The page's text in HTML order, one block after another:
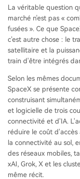
bitieuses
estions de
aire d'Elon Musk.
un tournant, forçant
reprise à la
ctuelle et une vision
La véritable question
marché n'est pas «
fusées ». Ce que
c'est autre chose : le
satellitaire et la
train d'être intégrés
Selon les mêmes
SpaceX se présente
construisant
et logicielle de trois
connectivité et d'IA.
réduire le coût
la connectivité au sol,
des réseaux mobiles,
xAI, Grok, X et les
même récit.